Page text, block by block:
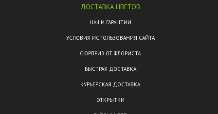
ДОСТАВКА ЦВЕТОВ
НАШИ ГАРАНТИИ
УСЛОВИЯ ИСПОЛЬЗОВАНИЯ САЙТА
СЮРПРИЗ ОТ ФЛОРИСТА
БЫСТРАЯ ДОСТАВКА
КУРЬЕРСКАЯ ДОСТАВКА
ОТКРЫТКИ